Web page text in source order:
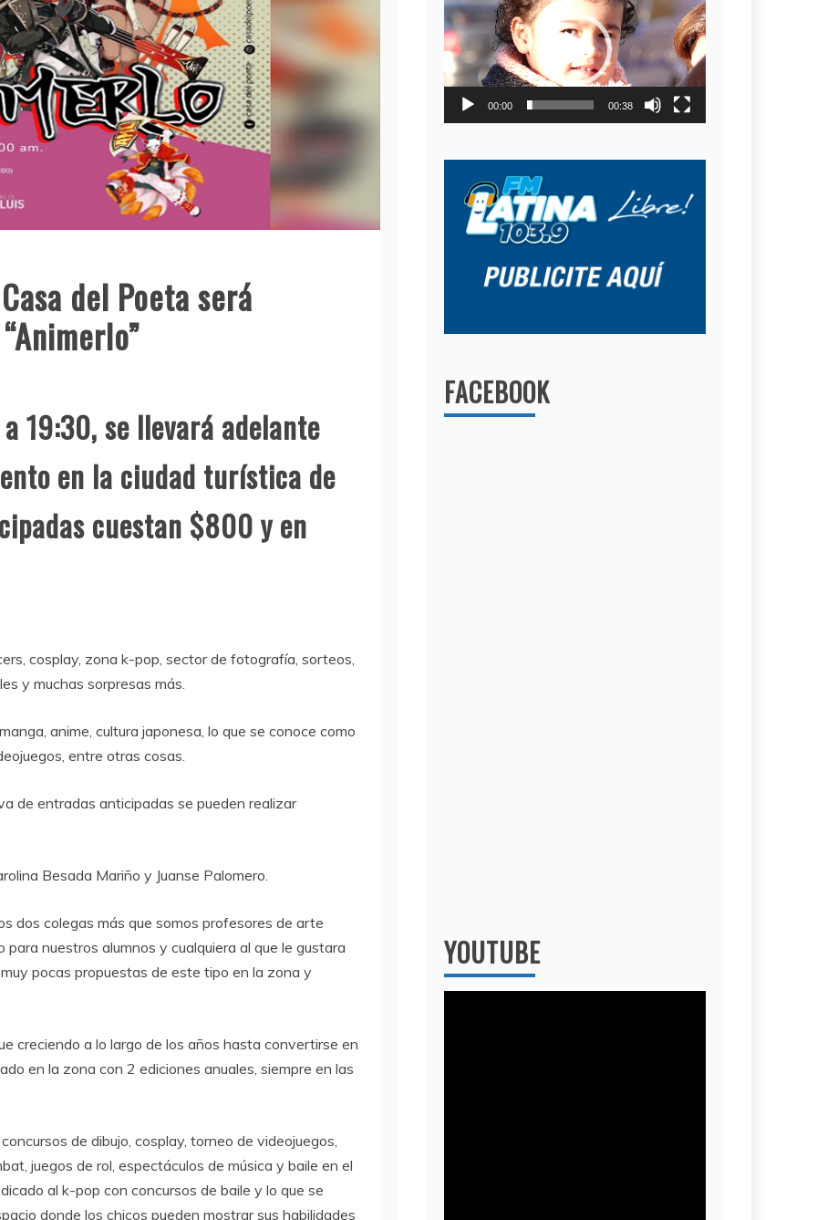
del Poeta será
19:30, se llevará adelante
en la ciudad turística de
cuestan $800 y en
cosplay, zona k-pop, sector de fotografía, sorteos,
y muchas sorpresas más.
anime, cultura japonesa, lo que se conoce como
entre otras cosas.
de entradas anticipadas se pueden realizar
Besada Mariño y Juanse Palomero.
dos colegas más que somos profesores de arte
nuestros alumnos y cualquiera al que le gustara
pocas propuestas de este tipo en la zona y
creciendo a lo largo de los años hasta convertirse en
en la zona con 2 ediciones anuales, siempre en las
de dibujo, cosplay, torneo de videojuegos,
juegos de rol, espectáculos de música y baile en el
al k-pop con concursos de baile y lo que se
donde los chicos pueden mostrar sus habilidades
de
video
00:00 00:38
FACEBOOK
YOUTUBE